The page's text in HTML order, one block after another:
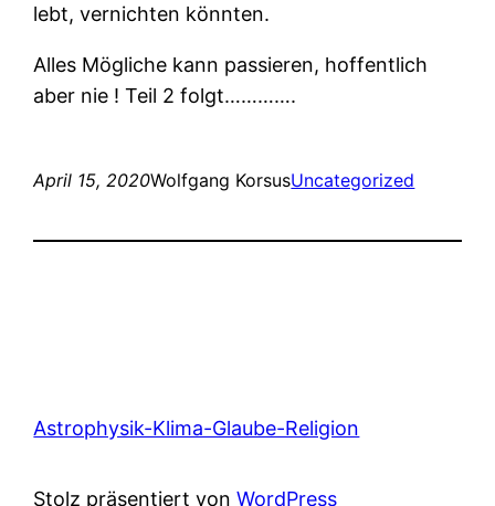
lebt, vernichten könnten.
Alles Mögliche kann passieren, hoffentlich
aber nie ! Teil 2 folgt………….
April 15, 2020Wolfgang KorsusUncategorized
Astrophysik-Klima-Glaube-Religion
Stolz präsentiert vonWordPress